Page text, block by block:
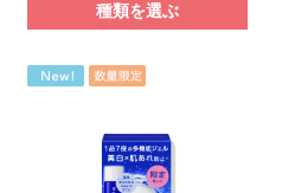
種類を選ぶ